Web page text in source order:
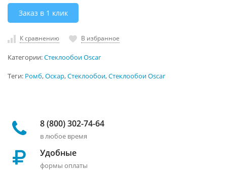
Заказ в 1 клик
К сравнению В избранное
Категории:Стеклообои Oscar
Теги: Ромб,Оскар,Стеклообои,Стеклообои Oscar
8 (800) 302-74-64
в любое время
Удобные
формы оплаты